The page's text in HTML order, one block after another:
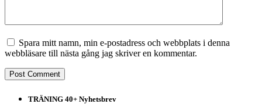
Spara mitt namn, min e-postadress och webbplats i denna
webbläsare till nästa gång jag skriver en kommentar.
TRÄNING 40+ Nyhetsbrev